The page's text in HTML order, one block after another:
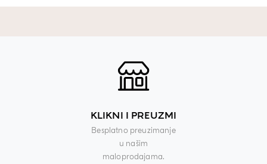
KLIKNI I PREUZMI
Besplatno preuzimanje
u našim
maloprodajama.